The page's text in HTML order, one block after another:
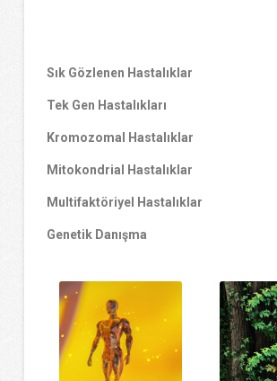
Sık Gözlenen Hastalıklar
Tek Gen Hastalıkları
Kromozomal Hastalıklar
Mitokondrial Hastalıklar
Multifaktöriyel Hastalıklar
Genetik Danışma